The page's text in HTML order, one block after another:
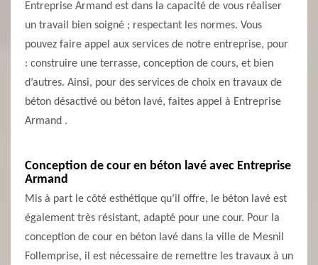
Entreprise Armand est dans la capacité de vous réaliser
un travail bien soigné ; respectant les normes. Vous
pouvez faire appel aux services de notre entreprise, pour
: construire une terrasse, conception de cours, et bien
d’autres. Ainsi, pour des services de choix en travaux de
béton désactivé ou béton lavé, faites appel à Entreprise
Armand .
Conception de cour en béton lavé avec Entreprise
Armand
Mis à part le côté esthétique qu’il offre, le béton lavé est
également très résistant, adapté pour une cour. Pour la
conception de cour en béton lavé dans la ville de Mesnil
Follemprise, il est nécessaire de remettre les travaux à un